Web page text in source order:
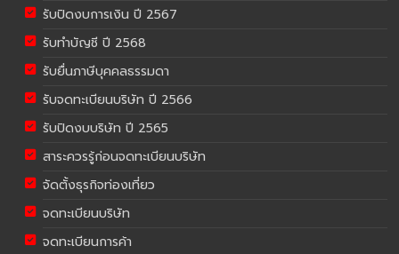
รับปิดงบการเงิน ปี 2567
รับทำบัญชี ปี 2568
รับยื่นภาษีบุคคลธรรมดา
รับจดทะเบียนบริษัท ปี 2566
รับปิดงบบริษัท ปี 2565
สาระควรรู้ก่อนจดทะเบียนบริษัท
จัดตั้งธุรกิจท่องเที่ยว
จดทะเบียนบริษัท
จดทะเบียนการค้า